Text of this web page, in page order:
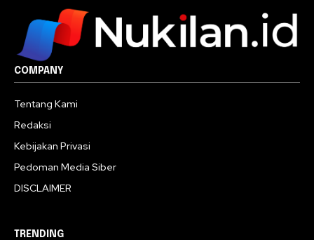
COMPANY
Tentang Kami
Redaksi
Kebijakan Privasi
Pedoman Media Siber
DISCLAIMER
TRENDING